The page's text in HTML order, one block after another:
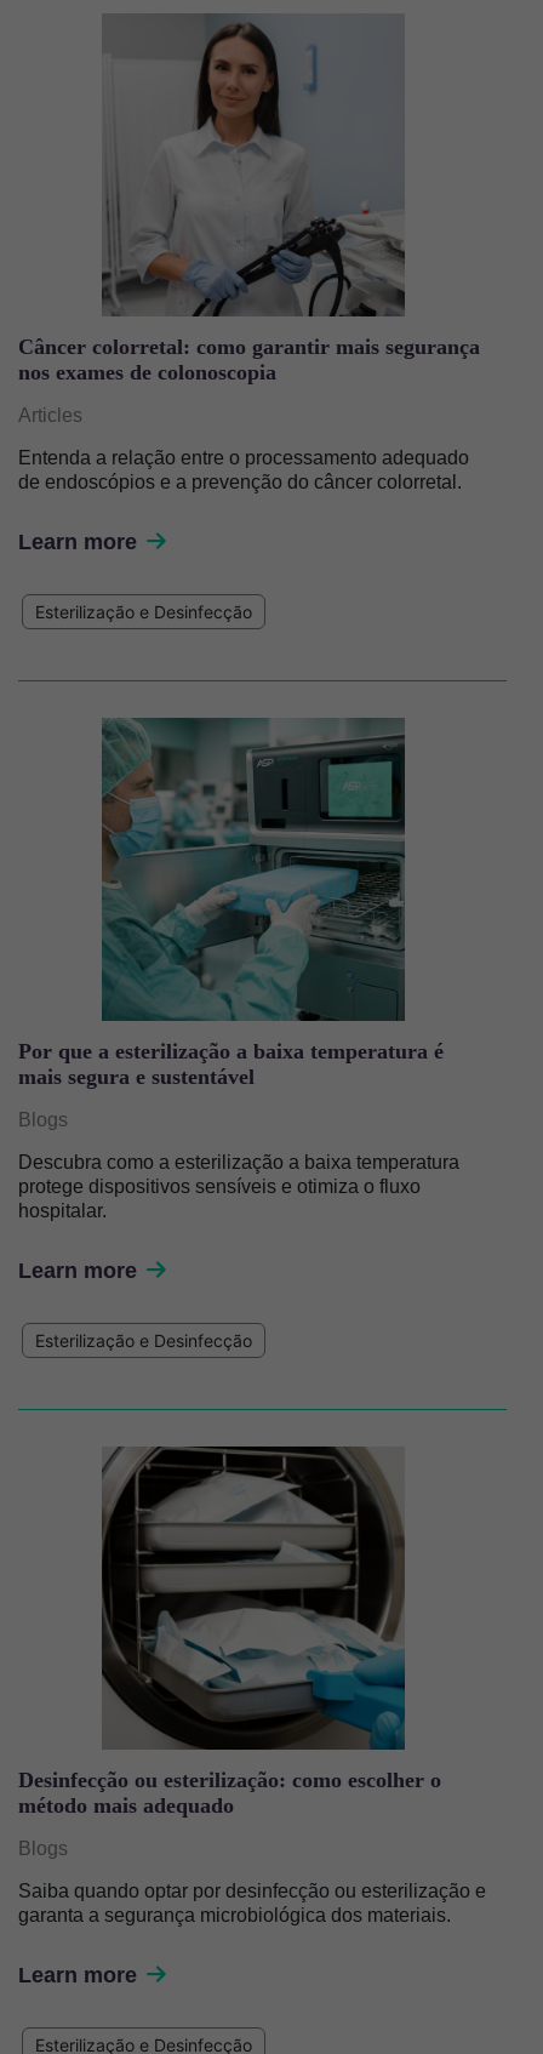
Câncer colorretal: como garantir mais segurança
nos exames de colonoscopia
Articles
Entenda a relação entre o processamento adequado
de endoscópios e a prevenção do câncer colorretal.
Learn more
Esterilização e Desinfecção
Por que a esterilização a baixa temperatura é
mais segura e sustentável
Blogs
Descubra como a esterilização a baixa temperatura
protege dispositivos sensíveis e otimiza o fluxo
hospitalar.
Learn more
Esterilização e Desinfecção
Desinfecção ou esterilização: como escolher o
método mais adequado
Blogs
Saiba quando optar por desinfecção ou esterilização e
garanta a segurança microbiológica dos materiais.
Learn more
Esterilização e Desinfecção